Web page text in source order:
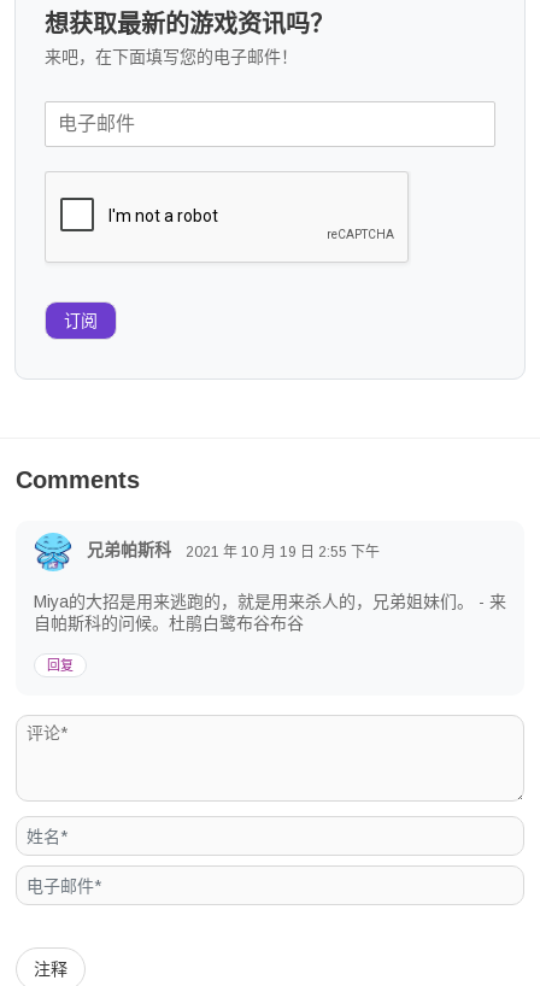
想获取最新的游戏资讯吗？
来吧，在下面填写您的电子邮件！
订阅
Comments
兄弟帕斯科 2021 年 10 月 19 日 2:55 下午
Miya的大招是用来逃跑的，就是用来杀人的，兄弟姐妹们。 - 来
自帕斯科的问候。杜鹃白鹭布谷布谷
回复